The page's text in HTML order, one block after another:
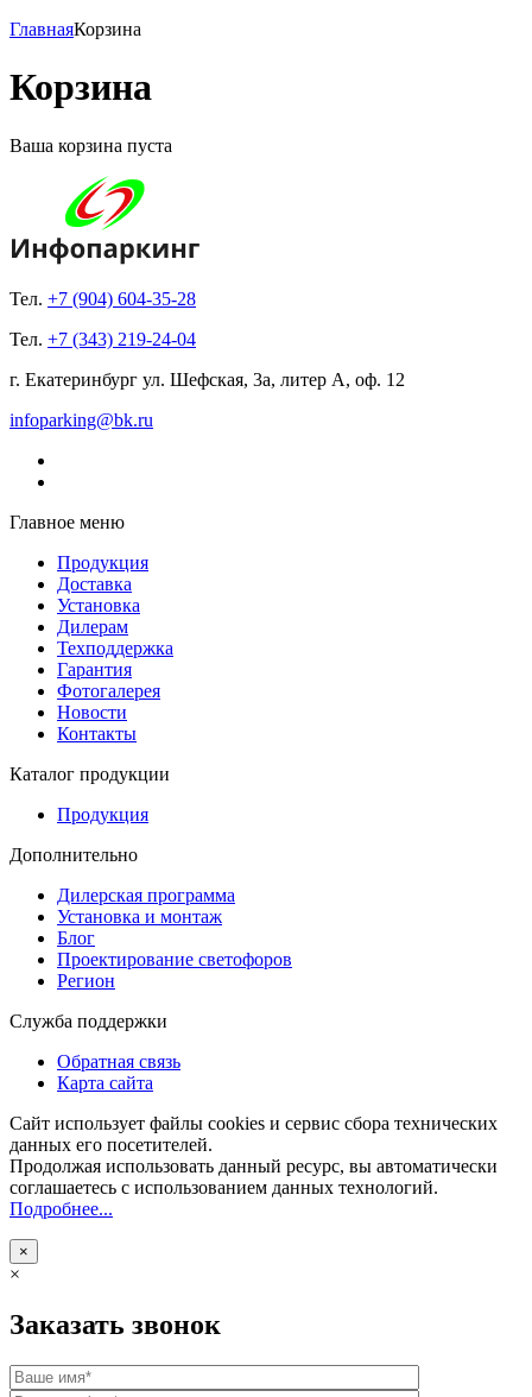
ГлавнаяКорзина
Корзина
Ваша корзина пуста
Тел. +7 (904) 604-35-28
Тел. +7 (343) 219-24-04
г. Екатеринбург ул. Шефская, 3а, литер А, оф. 12
infoparking@bk.ru
Главное меню
Продукция
Доставка
Установка
Дилерам
Техподдержка
Гарантия
Фотогалерея
Новости
Контакты
Каталог продукции
Продукция
Дополнительно
Дилерская программа
Установка и монтаж
Блог
Проектирование светофоров
Регион
Служба поддержки
Обратная связь
Карта сайта
Сайт использует файлы cookies и сервис сбора технических
данных его посетителей.
Продолжая использовать данный ресурс, вы автоматически
соглашаетесь с использованием данных технологий.
Подробнее...
×
×
Заказать звонок